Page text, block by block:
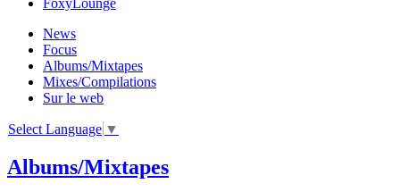
FoxyLounge
News
Focus
Albums/Mixtapes
Mixes/Compilations
Sur le web
Select Language ▼
Albums/Mixtapes